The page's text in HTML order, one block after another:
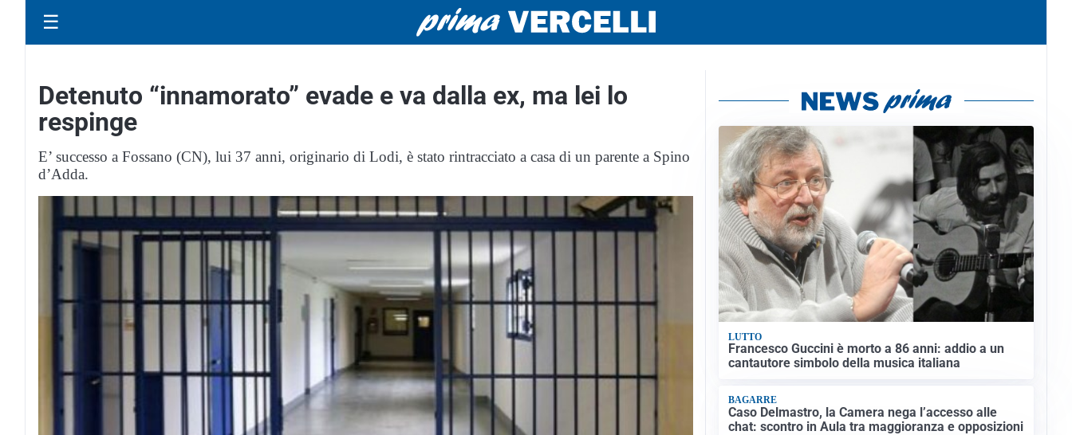
☰
Detenuto “innamorato” evade e va dalla ex, ma lei lo
respinge
E’ successo a Fossano (CN), lui 37 anni, originario di Lodi, è stato rintracciato a casa di un parente a Spino
d’Adda.
LUTTO
Francesco Guccini è morto a 86 anni: addio a un
cantautore simbolo della musica italiana
BAGARRE
Caso Delmastro, la Camera nega l’accesso alle
chat: scontro in Aula tra maggioranza e opposizioni